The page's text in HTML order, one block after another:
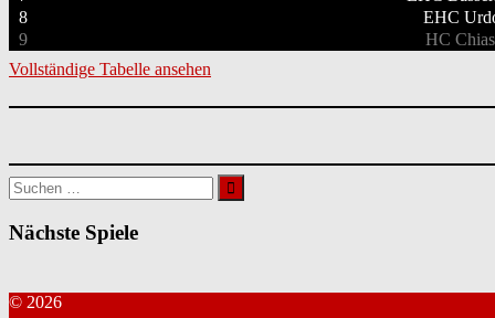
8
EHC
9
HC
Vollständige Tabelle ansehen
Suchen
nach:
Nächste Spiele
© 2026